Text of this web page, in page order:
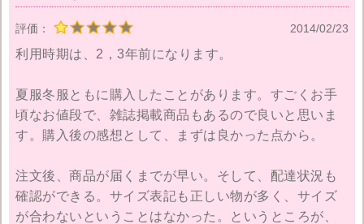
評価： 2014/02/23
利用時期は、2，3年前になります。
夏服冬服ともに購入したことがあります。すごくお手
頃なお値段で、雑誌掲載商品もあるので良いと思いま
す。購入後の感想として、まずは良かった点から。
注文後、商品が届くまでが早い。そして、配達状況も
確認ができる。サイズ表記も正しい物が多く、サイズ
が合わないということはなかった。というところが、